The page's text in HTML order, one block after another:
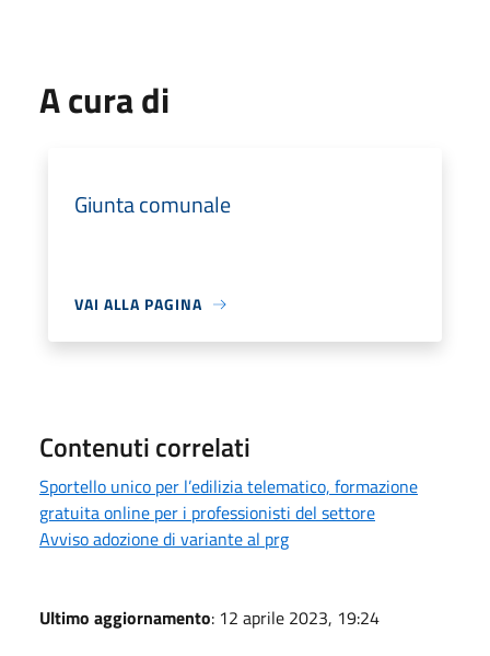
A cura di
Giunta comunale
VAI ALLA PAGINA
Contenuti correlati
Sportello unico per l’edilizia telematico, formazione
gratuita online per i professionisti del settore
Avviso adozione di variante al prg
Ultimo aggiornamento: 12 aprile 2023, 19:24